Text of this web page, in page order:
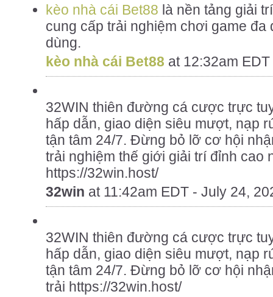
kèo nhà cái Bet88 là nền tảng giải
cung cấp trải nghiệm chơi game
dùng.
kèo nhà cái Bet88 at 12:32am
32WIN thiên đường cá cược trực
hấp dẫn, giao diện siêu mượt, nạp
tận tâm 24/7. Đừng bỏ lỡ cơ hội
trải nghiệm thế giới giải trí đỉnh cao
https://32win.host/
32win at 11:42am EDT - July 24,
32WIN thiên đường cá cược trực
hấp dẫn, giao diện siêu mượt, nạp
tận tâm 24/7. Đừng bỏ lỡ cơ hội
trải https://32win.host/